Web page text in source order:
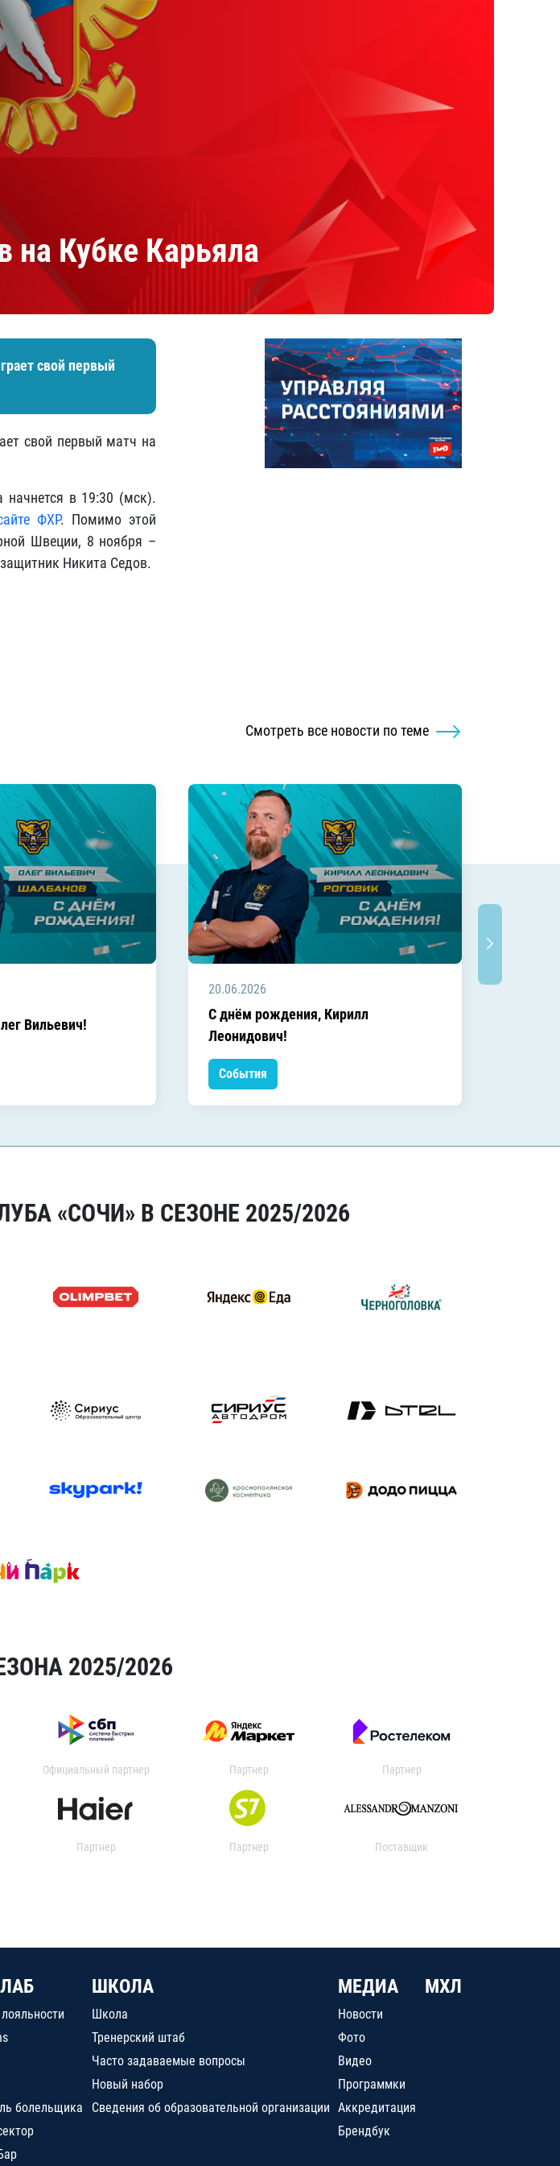
Кубке Карьяла
свой первый
свой первый матч на
начнется в 19:30 (мск).
ФХР. Помимо этой
Швеции, 8 ноября –
защитник Никита Седов.
Смотреть все новости по теме
Вильевич!
20.06.2026
C днём рождения, Кирилл
Леонидович!
События
«СОЧИ» В СЕЗОНЕ 2025/2026
2025/2026
Официальный партнер Партнер Партнер
Партнер Партнер Поставщик
болельщика
ШКОЛА
Школа
Тренерский штаб
Часто задаваемые вопросы
Новый набор
Сведения об образовательной организации
МЕДИА
Новости
Фото
Видео
Программки
Аккредитация
Брендбук
МХЛ